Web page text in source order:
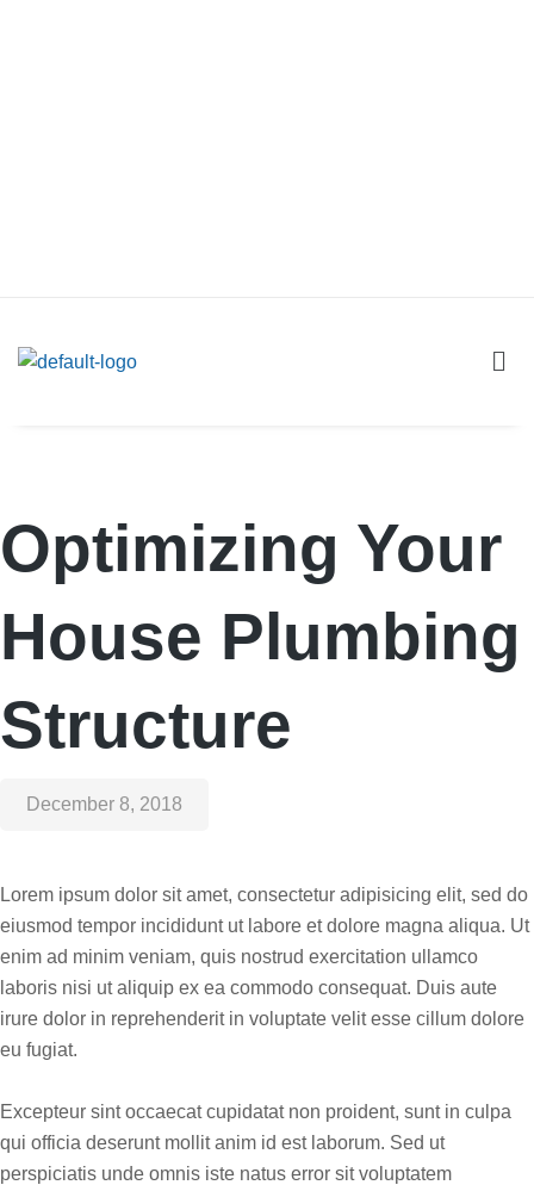
Optimizing Your
House Plumbing
Structure
December 8, 2018
Lorem ipsum dolor sit amet, consectetur adipisicing elit, sed do
eiusmod tempor incididunt ut labore et dolore magna aliqua. Ut
enim ad minim veniam, quis nostrud exercitation ullamco
laboris nisi ut aliquip ex ea commodo consequat. Duis aute
irure dolor in reprehenderit in voluptate velit esse cillum dolore
eu fugiat.
Excepteur sint occaecat cupidatat non proident, sunt in culpa
qui officia deserunt mollit anim id est laborum. Sed ut
perspiciatis unde omnis iste natus error sit voluptatem